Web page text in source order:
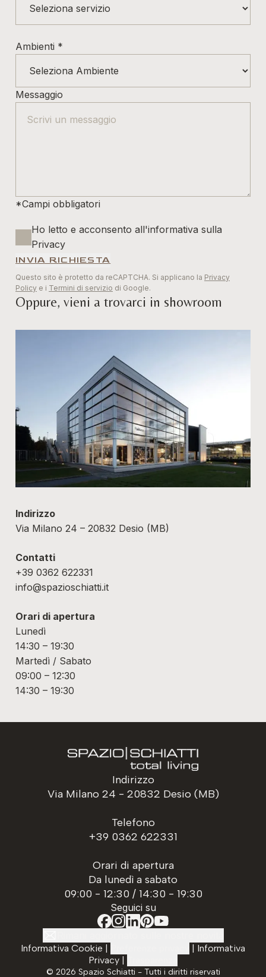
Ambienti *
Messaggio
*Campi obbligatori
Ho letto e acconsento all'informativa sulla
Privacy
INVIA RICHIESTA
Questo sito è protetto da reCAPTCHA. Si applicano la Privacy
Policy e i Termini di servizio di Google.
Oppure, vieni a trovarci in showroom
Indirizzo
Via Milano 24 – 20832 Desio (MB)
Contatti
+39 0362 622331
info@spazioschiatti.it
Orari di apertura
Lunedì
14:30 – 19:30
Martedì / Sabato
09:00 – 12:30
14:30 – 19:30
Indirizzo
Via Milano 24 - 20832 Desio (MB)
Telefono
+39 0362 622331
Orari di apertura
Da lunedì a sabato
09:00 - 12:30 / 14:30 - 19:30
Seguici su
Informativa Cookie | | Informativa
Privacy |
© 2026 Spazio Schiatti - Tutti i diritti riservati